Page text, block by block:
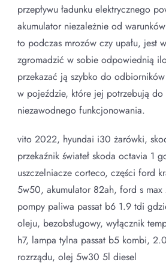
przepływu ładunku elektrycznego
akumulator niezależnie od
to podczas mrozów czy upału, jest
zgromadzić w sobie odpowiednią
przekazać ją szybko do
w pojeździe, które jej potrzebują do
niezawodnego funkcjonowania.
vito 2022, hyundai i30 żarówki,
przekaźnik świateł skoda octavia 1
uszczelniacze corteco, części ford
5w50, akumulator 82ah, ford s max
pompy paliwa passat b6 1.9 tdi
oleju, bezobsługowy, wyłącznik
h7, lampa tylna passat b5 kombi,
rozrządu, olej 5w30 5l diesel